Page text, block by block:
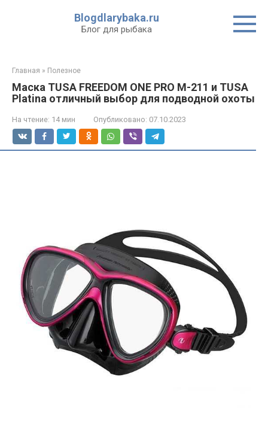
Blogdlarybaka.ru
Блог для рыбака
Главная » Полезное
Маска TUSA FREEDOM ONE PRO M-211 и TUSA
Platina отличный выбор для подводной охоты
На чтение: 14 мин Опубликовано: 07.10.2023